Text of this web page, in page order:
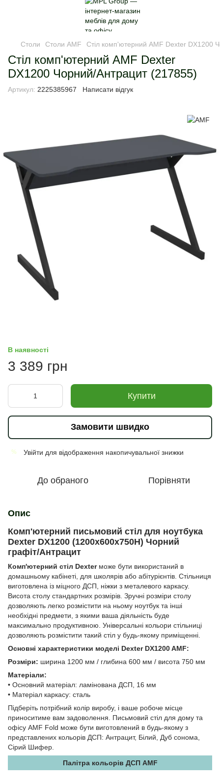
Столи Столи AMF Стіл комп'ютерний AMF Dexter DX1200
Стіл комп'ютерний AMF Dexter
DX1200 Чорний/Антрацит (217855)
Артикул: 2225385967 Написати відгук
В наявності
3 389 грн
Купити
Замовити швидко
% Увійти для відображення накопичувальної знижки
До обраного Порівняти
Опис
Комп'ютерний письмовий стіл для ноутбука
Dexter DX1200 (1200х600х750Н) Чорний
графіт/Антрацит
Комп'ютерний стіл Dexter може бути використаний в
домашньому кабінеті, для школярів або абітурієнтів. Стільниця
виготовлена ​​із міцного ДСП, ніжки з металевого каркасу.
Висота столу стандартних розмірів. Зручні розміри столу
дозволяють легко розмістити на ньому ноутбук та інші
необхідні предмети, з якими ваша діяльність буде
максимально продуктивною. Універсальні кольори стільниці
дозволяють розмістити такий стіл у будь-якому приміщенні.
Основні характеристики моделі Dexter DX1200 AMF:
Розміри: ширина 1200 мм / глибина 600 мм / висота 750 мм
Матеріали:
• Основний матеріал: ламінована ДСП, 16 мм
• Матеріал каркасу: сталь
Підберіть потрібний колір виробу, і ваше робоче місце
приноситиме вам задоволення. Письмовий стіл для дому та
офісу AMF Fold може бути виготовлений в будь-якому з
представлених кольорів ДСП: Антрацит, Білий, Дуб сонома,
Сірий Шифер.
Палітра кольорів ДСП AMF